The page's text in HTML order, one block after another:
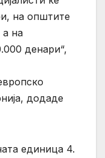
на општите
а на
денари“,
додаде
единица 4.